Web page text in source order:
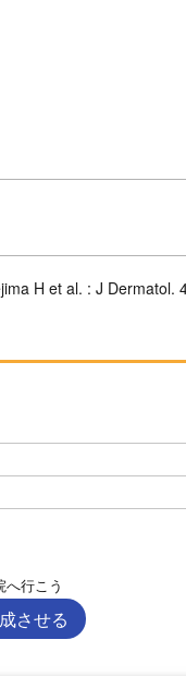
H et al. : J Dermatol.
行こう
させる